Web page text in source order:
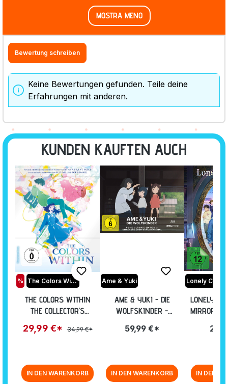
MOSTRA MENO
Bewertung schreiben
Keine Bewertungen gefunden. Teile deine
Erfahrungen mit anderen.
KUNDEN KAUFTEN AUCH
% The Colors Within
THE COLORS WITHIN
THE COLLECTOR'S
BD UND OST [BLU-RAY]
29,99 €* 34,99 €*
IN DEN WARENKORB
Ame & Yuki
AME & YUKI - DIE
WOLFSKINDER -
UHD + BLU-RAY]
59,99 €*
IN DEN WARENKORB
LONELY
MIRROR -
IN DEN